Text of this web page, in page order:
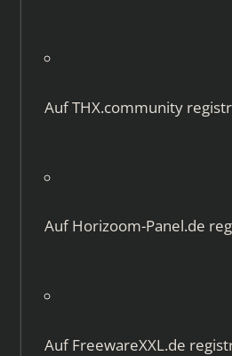
AufTHX.community
AufHorizoom-Panel.de
AufFreewareXXL.de